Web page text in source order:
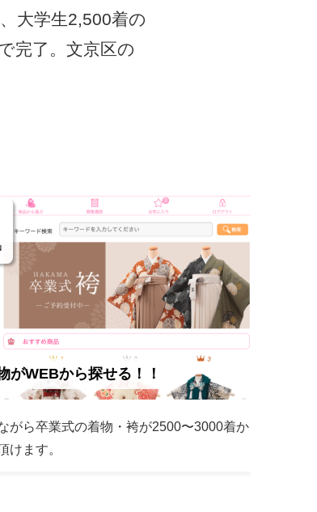
大学生2,500着の
完了。文京区の
がWEBから探せる！！
がら卒業式の着物・袴が2500〜3000着か
けます。